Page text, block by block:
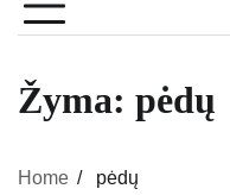
Žyma: pėdų
Home pėdų